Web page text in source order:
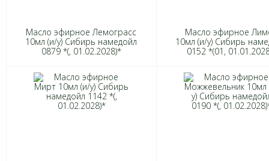
Масло эфирное Лемограсс
10мл (и/у) Сибирь намедойл
0879 *(, 01.02.2028)*
Масло эфирное
10мл (и/у) Сибирь
0152 *(01,